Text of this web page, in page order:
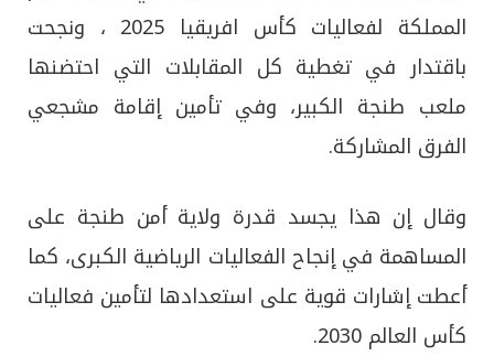
المملكة لفعاليات كأس افريقيا 2025 ، ونجحت
باقتدار في تغطية كل المقابلات التي احتضنها
ملعب طنجة الكبير، وفي تأمين إقامة مشجعي
الفرق المشاركة.
وقال إن هذا يجسد قدرة ولاية أمن طنجة على
المساهمة في إنجاح الفعاليات الرياضية الكبرى، كما
أعطت إشارات قوية على استعدادها لتأمين فعاليات
كأس العالم 2030.